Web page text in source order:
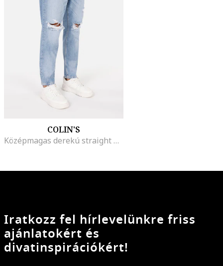
COLIN'S
Középmagas derekú straight fit farmernadrág kivágásokkal, Pasztellkék
Iratkozz fel hírlevelünkre friss
ajánlatokért és
divatinspirációkért!